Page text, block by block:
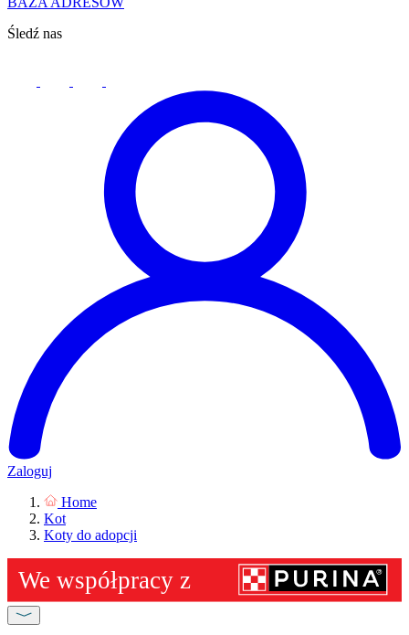
Śledź nas
Zaloguj
Home
Kot
Koty do adopcji